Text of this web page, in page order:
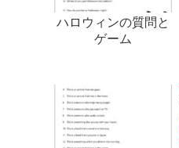
ハロウィンの質問と
ゲーム